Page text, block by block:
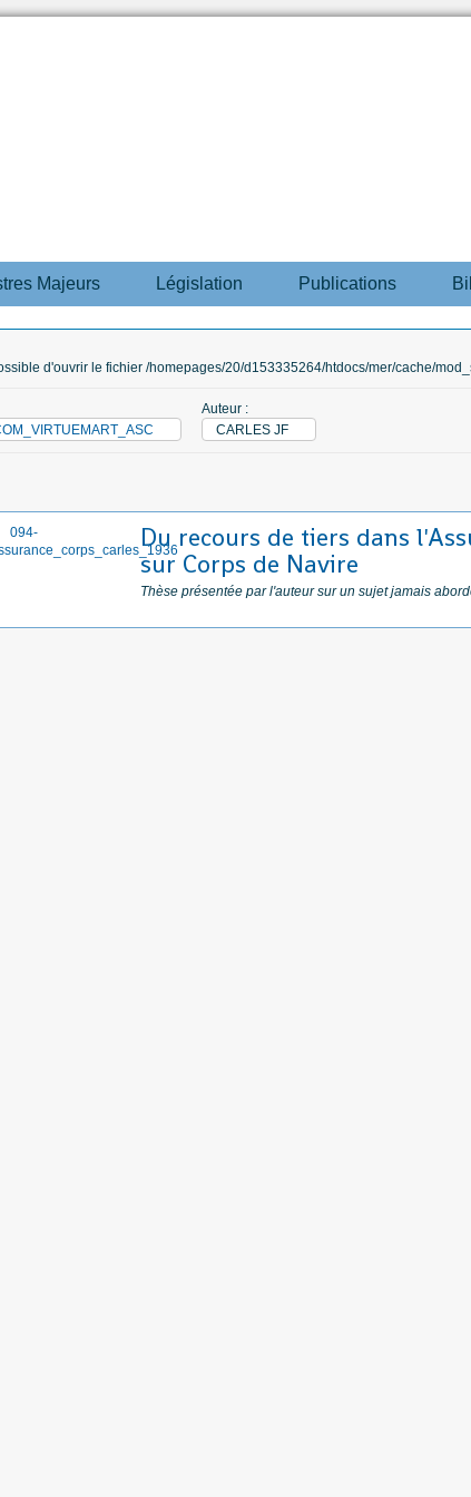
Majeurs Législation Publications
d'ouvrir le fichier /homepages/20/d153335264/htdocs/mer/cache/
Auteur :
CARLES JF
Du recours de tiers dans
sur Corps de Navire
Thèse présentée par l'auteur sur un sujet jamais